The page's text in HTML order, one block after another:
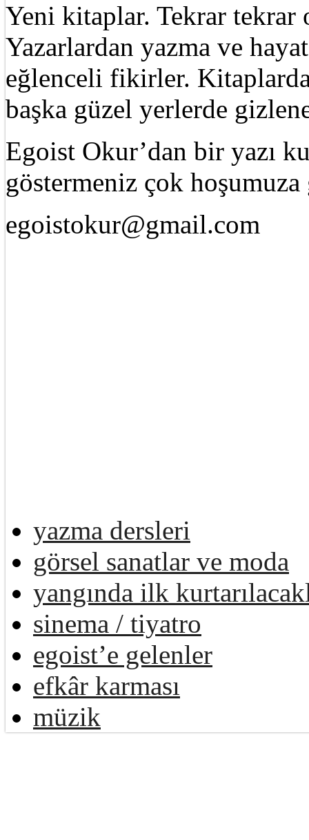
Yeni kitaplar. Tekrar tekrar
Yazarlardan yazma ve
eğlenceli fikirler.
başka güzel yerlerde
Egoist Okur’dan bir yazı
göstermeniz çok
egoistokur@gmail.com
yazma dersleri
görsel sanatlar ve moda
yangında ilk
sinema / tiyatro
egoist’e gelenler
efkâr karması
müzik